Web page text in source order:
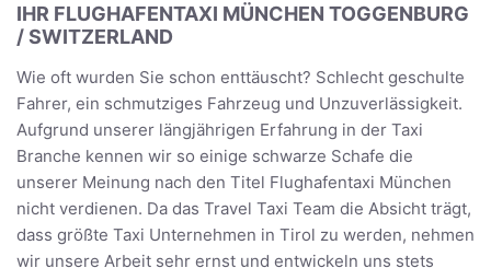
IHR FLUGHAFENTAXI MÜNCHEN TOGGENBURG
/ SWITZERLAND
Wie oft wurden Sie schon enttäuscht? Schlecht geschulte
Fahrer, ein schmutziges Fahrzeug und Unzuverlässigkeit.
Aufgrund unserer längjährigen Erfahrung in der Taxi
Branche kennen wir so einige schwarze Schafe die
unserer Meinung nach den Titel Flughafentaxi München
nicht verdienen. Da das Travel Taxi Team die Absicht trägt,
dass größte Taxi Unternehmen in Tirol zu werden, nehmen
wir unsere Arbeit sehr ernst und entwickeln uns stets